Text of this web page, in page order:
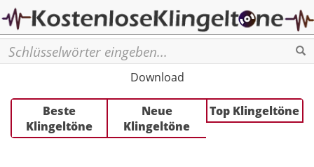
Download
Beste
Klingeltöne
Neue
Klingeltöne
Top Klingeltöne